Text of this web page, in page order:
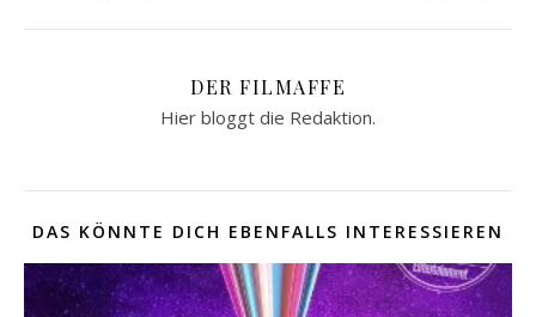
DER FILMAFFE
Hier bloggt die Redaktion.
DAS KÖNNTE DICH EBENFALLS INTERESSIEREN